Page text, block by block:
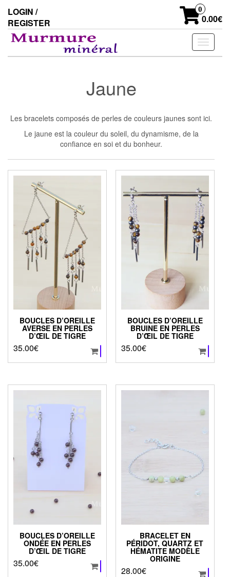
the
content
LOGIN /
REGISTER
0
0.00€
Toggle
Jaune
Les bracelets composés de perles de couleurs jaunes sont ici.
Le jaune est la couleur du soleil, du dynamisme, de la
confiance en soi et du bonheur.
BOUCLES D’OREILLE
AVERSE EN PERLES
D’ŒIL DE TIGRE
35.00€
BOUCLES D’OREILLE
BRUINE EN PERLES
D’ŒIL DE TIGRE
35.00€
BOUCLES D’OREILLE
ONDÉE EN PERLES
D’ŒIL DE TIGRE
35.00€
BRACELET EN
PÉRIDOT, QUARTZ ET
HÉMATITE MODÈLE
ORIGINE
28.00€